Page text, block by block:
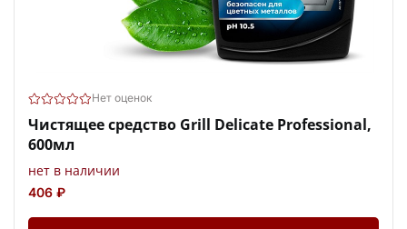
Нет оценок
Чистящее средство Grill Delicate Professional,
600мл
нет в наличии
406 ₽